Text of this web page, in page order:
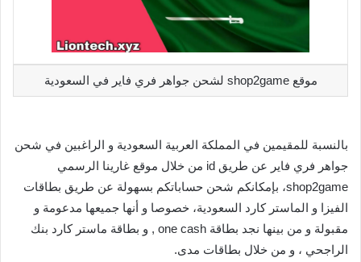
موقع shop2game لشحن جواهر فري فاير في السعودية
بالنسبة للمقيمين في المملكة العربية السعودية و الراغبين في شحن
جواهر فري فاير عن طريق id من خلال موقع غارينا الرسمي
shop2game، بإمكانكم شحن حساباتكم بسهولة عن طريق بطاقات
الفيزا و الماستر كارد السعودية، خصوصا و أنها جميعها مدعومة و
مقبولة و من بينها نجد بطاقة one cash , و بطاقة ماستر كارد بنك
الراجحي ، و من خلال بطاقات مدى.